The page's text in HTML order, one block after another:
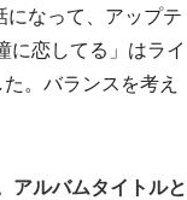
なって、アップテ
に恋してる」はライ
。バランスを考え
アルバムタイトルと